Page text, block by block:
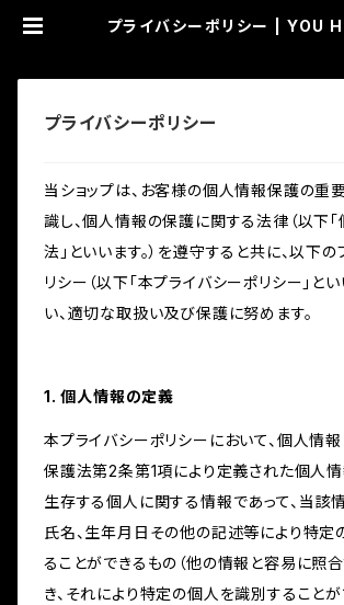
プライバシーポリシー | YOU
プライバシーポリシー
当ショップは、お客様の個人情報保護の重
識し、個人情報の保護に関する法律（以下
法」といいます。）を遵守すると共に、以下
リシー（以下「本プライバシーポリシー」とい
い、適切な取扱い及び保護に努めます。
1. 個人情報の定義
本プライバシーポリシーにおいて、個人情
保護法第2条第1項により定義された個人情
生存する個人に関する情報であって、当該
氏名、生年月日その他の記述等により特定
ることができるもの（他の情報と容易に照
き、それにより特定の個人を識別すること